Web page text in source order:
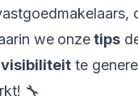
we onzetips
visibiliteit te
🔧